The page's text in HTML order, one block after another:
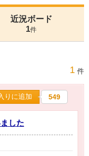
近況ボード
1件
1 件
りに追加 549
した